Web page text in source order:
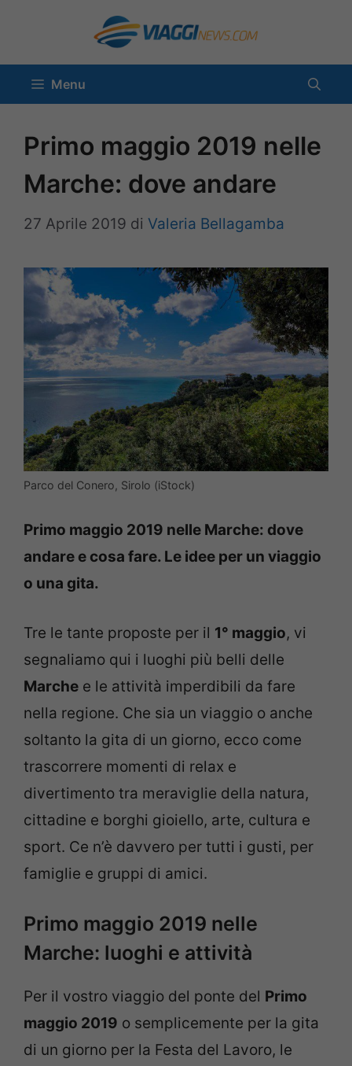
contenuto
Menu
Primo maggio 2019 nelle
Marche: dove andare
27 Aprile 2019 di Valeria Bellagamba
Parco del Conero, Sirolo (iStock)
Primo maggio 2019 nelle Marche: dove
andare e cosa fare. Le idee per un viaggio
o una gita.
Tre le tante proposte per il 1° maggio, vi
segnaliamo qui i luoghi più belli delle
Marche e le attività imperdibili da fare
nella regione. Che sia un viaggio o anche
soltanto la gita di un giorno, ecco come
trascorrere momenti di relax e
divertimento tra meraviglie della natura,
cittadine e borghi gioiello, arte, cultura e
sport. Ce n’è davvero per tutti i gusti, per
famiglie e gruppi di amici.
Primo maggio 2019 nelle
Marche: luoghi e attività
Per il vostro viaggio del ponte del Primo
maggio 2019 o semplicemente per la gita
di un giorno per la Festa del Lavoro, le